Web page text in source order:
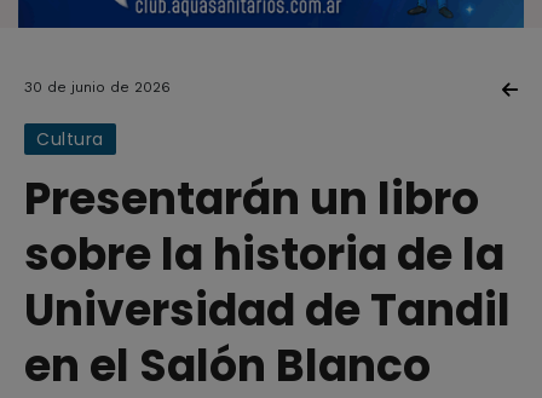
30 de junio de 2026
Cultura
Presentarán un libro
sobre la historia de la
Universidad de Tandil
en el Salón Blanco